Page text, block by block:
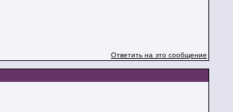
Ответить на это сообщение